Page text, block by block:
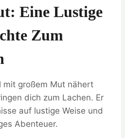
Eine Lustige
Zum
mit großem Mut nähert
dich zum Lachen. Er
auf lustige Weise und
Abenteuer.